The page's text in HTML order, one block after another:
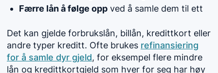
Færre lån å følge opp ved å samle dem til ett
Det kan gjelde forbrukslån, billån, kredittkort eller
andre typer kreditt. Ofte brukes refinansiering
for å samle dyr gjeld, for eksempel flere mindre
lån og kredittkortgjeld som hver for seg har høy